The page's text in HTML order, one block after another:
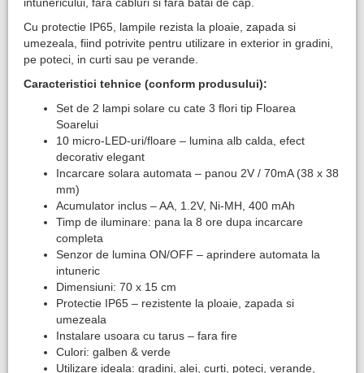
Cu protectie IP65, lampile rezista la ploaie, zapada si
umezeala, fiind potrivite pentru utilizare in exterior in gradini,
pe poteci, in curti sau pe verande.
Caracteristici tehnice (conform produsului):
Set de 2 lampi solare cu cate 3 flori tip Floarea
Soarelui
10 micro-LED-uri/floare – lumina alb calda, efect
decorativ elegant
Incarcare solara automata – panou 2V / 70mA (38 x 38
mm)
Acumulator inclus – AA, 1.2V, Ni-MH, 400 mAh
Timp de iluminare: pana la 8 ore dupa incarcare
completa
Senzor de lumina ON/OFF – aprindere automata la
intuneric
Dimensiuni: 70 x 15 cm
Protectie IP65 – rezistente la ploaie, zapada si
umezeala
Instalare usoara cu tarus – fara fire
Culori: galben & verde
Utilizare ideala: gradini, alei, curti, poteci, verande,